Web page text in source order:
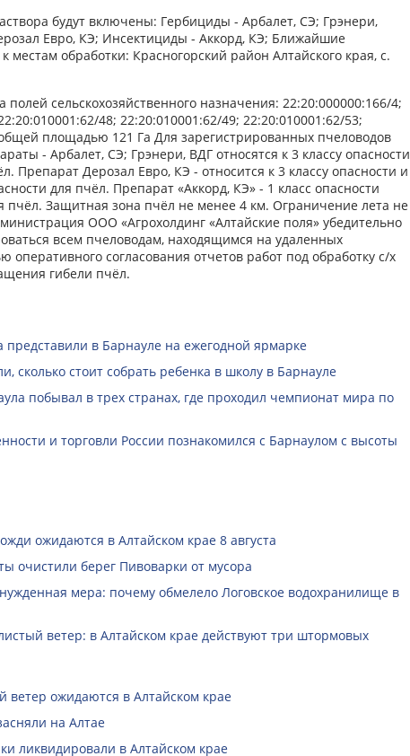
будут включены: Гербициды - Арбалет, СЭ; Грэнери,
Евро, КЭ; Инсектициды - Аккорд, КЭ; Ближайшие
местам обработки: Красногорский район Алтайского края, с.
полей сельскохозяйственного назначения: 22:20:000000:166/4;
48; 22:20:010001:62/49; 22:20:010001:62/53;
площадью 121 Га Для зарегистрированных пчеловодов
- Арбалет, СЭ; Грэнери, ВДГ относятся к 3 классу опасности
Препарат Дерозал Евро, КЭ - относится к 3 классу опасности и
для пчёл. Препарат «Аккорд, КЭ» - 1 класс опасности
пчёл. Защитная зона пчёл не менее 4 км. Ограничение лета не
ООО «Агрохолдинг «Алтайские поля» убедительно
всем пчеловодам, находящимся на удаленных
оперативного согласования отчетов работ под обработку с/х
гибели пчёл.
представили в Барнауле на ежегодной ярмарке
сколько стоит собрать ребенка в школу в Барнауле
побывал в трех странах, где проходил чемпионат мира по
и торговли России познакомился с Барнаулом с высоты
ожидаются в Алтайском крае 8 августа
очистили берег Пивоварки от мусора
мера: почему обмелело Логовское водохранилище в
ветер: в Алтайском крае действуют три штормовых
ветер ожидаются в Алтайском крае
на Алтае
ликвидировали в Алтайском крае